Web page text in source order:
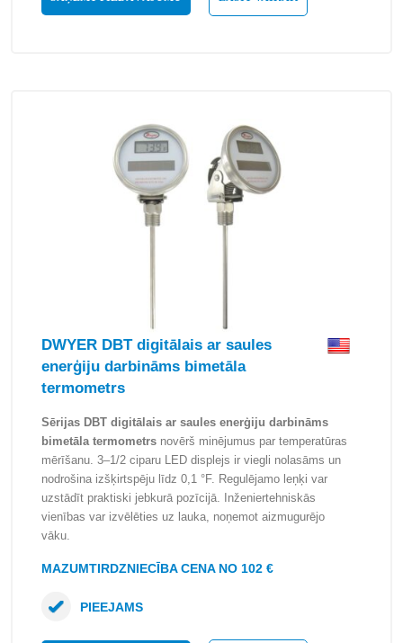
DWYER DBT digitālais ar saules
enerģiju darbināms bimetāla
termometrs
Sērijas DBT digitālais ar saules enerģiju darbināms
bimetāla termometrs novērš minējumus par temperatūras
mērīšanu. 3–1/2 ciparu LED displejs ir viegli nolasāms un
nodrošina izšķirtspēju līdz 0,1 °F. Regulējamo leņķi var
uzstādīt praktiski jebkurā pozīcijā. Inženiertehniskās
vienības var izvēlēties uz lauka, noņemot aizmugurējo
vāku.
MAZUMTIRDZNIECĪBA CENA NO 102 €
PIEEJAMS